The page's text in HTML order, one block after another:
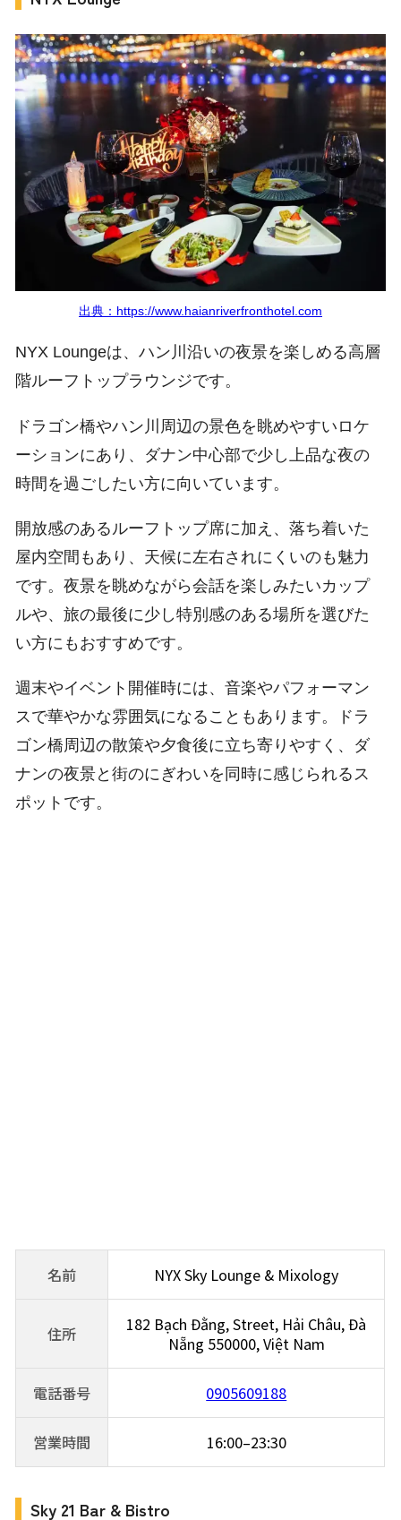
出典：https://www.haianriverfronthotel.com
NYX Loungeは、ハン川沿いの夜景を楽しめる高層
階ルーフトップラウンジです。
ドラゴン橋やハン川周辺の景色を眺めやすいロケ
ーションにあり、ダナン中心部で少し上品な夜の
時間を過ごしたい方に向いています。
開放感のあるルーフトップ席に加え、落ち着いた
屋内空間もあり、天候に左右されにくいのも魅力
です。夜景を眺めながら会話を楽しみたいカップ
ルや、旅の最後に少し特別感のある場所を選びた
い方にもおすすめです。
週末やイベント開催時には、音楽やパフォーマン
スで華やかな雰囲気になることもあります。ドラ
ゴン橋周辺の散策や夕食後に立ち寄りやすく、ダ
ナンの夜景と街のにぎわいを同時に感じられるス
ポットです。
名前 NYX Sky Lounge & Mixology
住所
182 Bạch Đằng, Street, Hải Châu, Đà
Nẵng 550000, Việt Nam
電話番号 0905609188
営業時間 16:00–23:30
Sky 21 Bar & Bistro